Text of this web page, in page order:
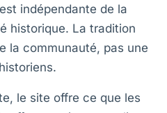
indépendante de la
historique. La tradition
la communauté, pas une
le site offre ce que les